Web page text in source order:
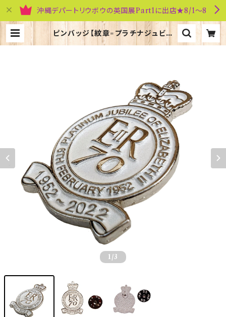
沖縄デパートリウボウの英国展Part1に出店★8/1～8
ピンバッジ【紋章=プラチナジュビリ
ー】Tradition 90040-QJ001 | 英
1 /3